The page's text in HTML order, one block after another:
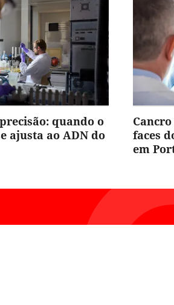
quando o
ajusta ao ADN do
faces
em